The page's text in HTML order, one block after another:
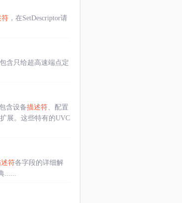
符，在SetDescriptor请
含只给超高速端点定
含设备描述符、配置
展。这些特有的UVC
符各字段的详细解
......